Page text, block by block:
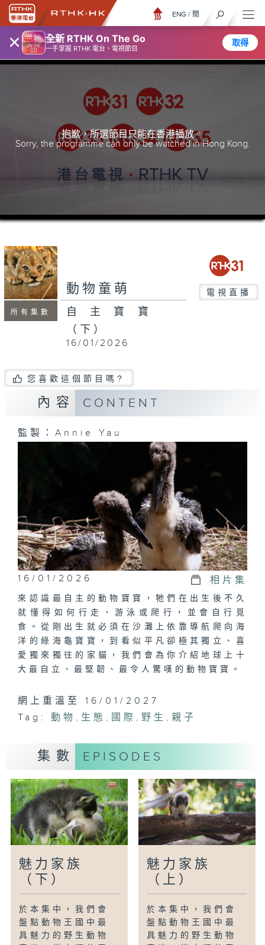
× 全新 RTHK On The Go
一手掌握 RTHK 電台、電視節目
取得
ENG / 簡
抱歉，所選節目只能在香港播放。
Sorry, the programme can only be watched in Hong Kong.
所有集數
動物童萌 電視直播
自主寶寶
（下）
16/01/2026
您喜歡這個節目嗎?
內容 CONTENT
監製：Annie Yau
16/01/2026 相片集
來認識最自主的動物寶寶，牠們在出生後不久
就懂得如何行走、游泳或爬行，並會自行覓
食。從剛出生就必須在沙灘上依靠導航爬向海
洋的綠海龜寶寶，到看似平凡卻極其獨立、喜
愛獨來獨往的家貓，我們會為你介紹地球上十
大最自立、最堅韌、最令人驚嘆的動物寶寶。
網上重溫至 16/01/2027
Tag:
動物 , 生態 , 國際 , 野生 ,親子
集數 EPISODES
魅力家族
（下）
於本集中，我們會
盤點動物王國中最
具魅力的野生動物
魅力家族
（上）
於本集中，我們會
盤點動物王國中最
具魅力的野生動物